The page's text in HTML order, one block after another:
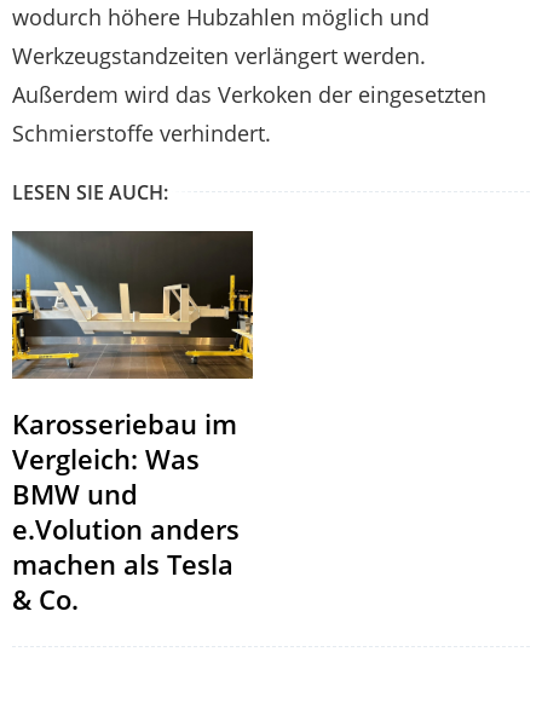
wodurch höhere Hubzahlen möglich und
Werkzeugstandzeiten verlängert werden.
Außerdem wird das Verkoken der eingesetzten
Schmierstoffe verhindert.
LESEN SIE AUCH:
Karosseriebau im
Vergleich: Was
BMW und
e.Volution anders
machen als Tesla
& Co.